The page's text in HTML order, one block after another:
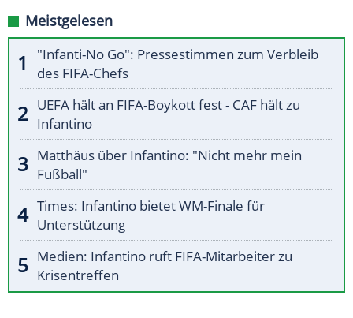
Meistgelesen
"Infanti-No Go": Pressestimmen zum Verbleib
des FIFA-Chefs
UEFA hält an FIFA-Boykott fest - CAF hält zu
Infantino
Matthäus über Infantino: "Nicht mehr mein
Fußball"
Times: Infantino bietet WM-Finale für
Unterstützung
Medien: Infantino ruft FIFA-Mitarbeiter zu
Krisentreffen